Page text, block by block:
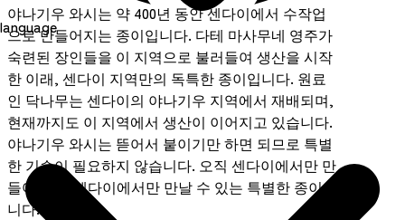
language
야나기우 와시는 약 400년 동안 센다이에서 수작업
으로 만들어지는 종이입니다. 다테 마사무네 영주가
숙련된 장인들을 이 지역으로 불러들여 생산을 시작
한 이래, 센다이 지역만의 독특한 종이입니다. 원료
인 닥나무는 센다이의 야나기우 지역에서 재배되며,
현재까지도 이 지역에서 생산이 이어지고 있습니다.
야나기우 와시는 뜯어서 붙이기만 하면 되므로 특별
한 기술이 필요하지 않습니다. 오직 센다이에서만 만
들어지고, 센다이에서만 만날 수 있는 특별한 종이입
니다.